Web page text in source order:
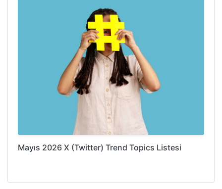
Mayıs 2026 X (Twitter) Trend Topics Listesi